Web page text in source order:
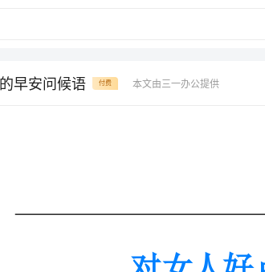
早安问候语 付费 本文由三一办公提供